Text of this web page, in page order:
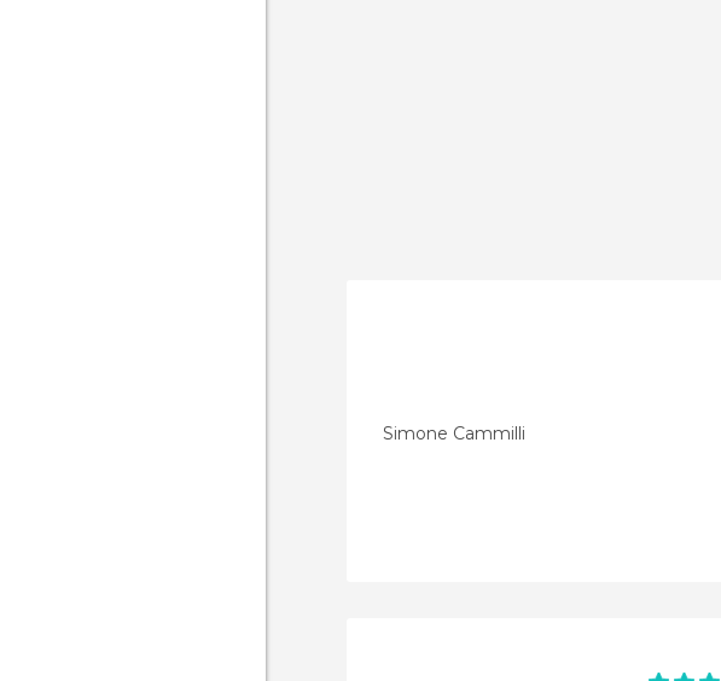
Simone Cammilli